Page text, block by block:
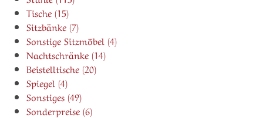
Tische (15)
Sitzbänke (7)
Sonstige Sitzmöbel (4)
Nachtschränke (14)
Beistelltische (20)
Spiegel (4)
Sonstiges (49)
Sonderpreise (6)